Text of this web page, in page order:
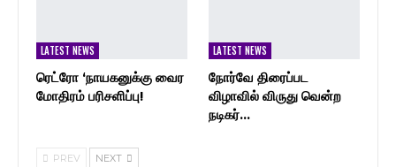
LATEST NEWS
ரெட்ரோ ‘நாயகனுக்கு வைர
மோதிரம் பரிசளிப்பு!
LATEST NEWS
நோர்வே திரைப்பட
விழாவில் விருது வென்ற
நடிகர்…
PREV NEXT